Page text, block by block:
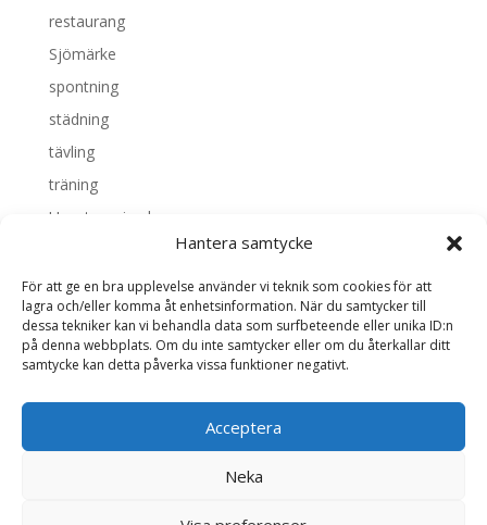
Hantera samtycke
För att ge en bra upplevelse använder vi teknik som cookies för att
lagra och/eller komma åt enhetsinformation. När du samtycker till
dessa tekniker kan vi behandla data som surfbeteende eller unika ID:n
på denna webbplats. Om du inte samtycker eller om du återkallar ditt
samtycke kan detta påverka vissa funktioner negativt.
Acceptera
Neka
restaurang
Sjömärke
spontning
städning
tävling
träning
Uncategorized
vattenrättsfrågan
Meta
Logga in
Flöde för inlägg
Flöde för kommentarer